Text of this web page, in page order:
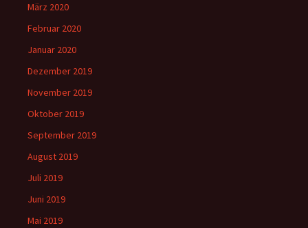
März 2020
Februar 2020
Januar 2020
Dezember 2019
November 2019
Oktober 2019
September 2019
August 2019
Juli 2019
Juni 2019
Mai 2019